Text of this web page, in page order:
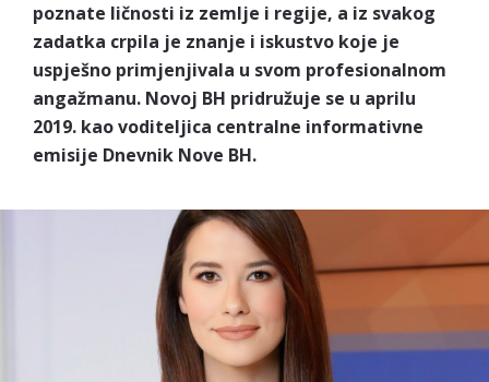
poznate ličnosti iz zemlje i regije, a iz svakog
zadatka crpila je znanje i iskustvo koje je
uspješno primjenjivala u svom profesionalnom
angažmanu. Novoj BH pridružuje se u aprilu
2019. kao voditeljica centralne informativne
emisije Dnevnik Nove BH.